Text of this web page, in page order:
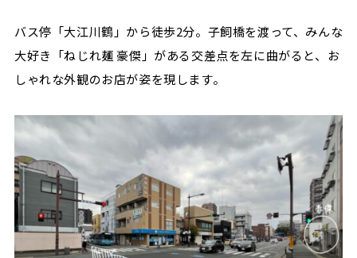
バス停「大江川鶴」から徒歩2分。子飼橋を渡って、みんな
大好き「ねじれ麺 豪傑」がある交差点を左に曲がると、お
しゃれな外観のお店が姿を現します。